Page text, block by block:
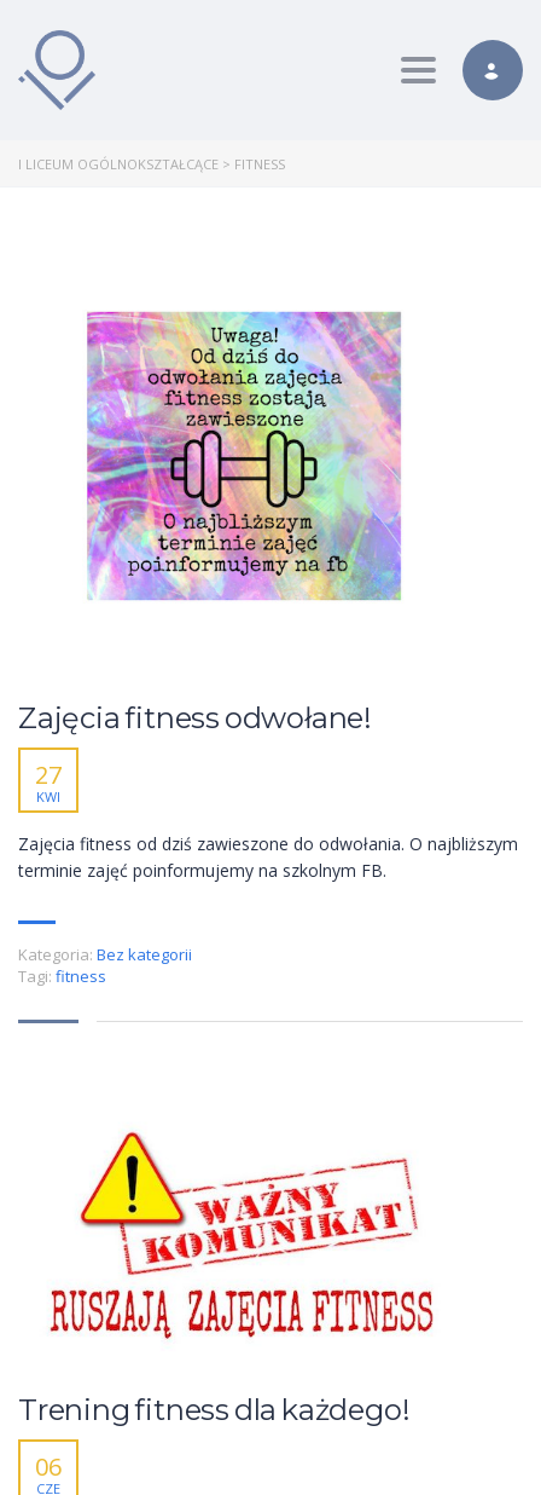
Toggle
I LICEUM OGÓLNOKSZTAŁCĄCE > FITNESS
Zajęcia fitness odwołane!
27
KWI
Zajęcia fitness od dziś zawieszone do odwołania. O najbliższym
terminie zajęć poinformujemy na szkolnym FB.
Kategoria: Bez kategorii
Tagi: fitness
Trening fitness dla każdego!
06
CZE